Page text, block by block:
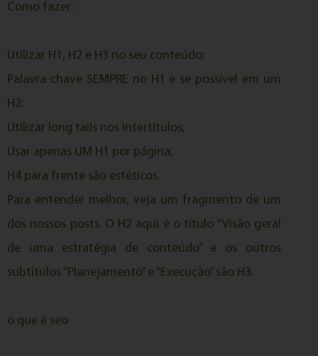
Como fazer:
Utilizar H1, H2 e H3 no seu conteúdo;
Palavra-chave SEMPRE no H1 e se possível em um
H2;
Utilizar long tails nos intertítulos;
Usar apenas UM H1 por página;
H4 para frente são estéticos.
Para entender melhor, veja um fragmento de um
dos nossos posts. O H2 aqui é o título “Visão geral
de uma estratégia de conteúdo” e os outros
subtítulos “Planejamento” e “Execução” são H3.
o que é seo